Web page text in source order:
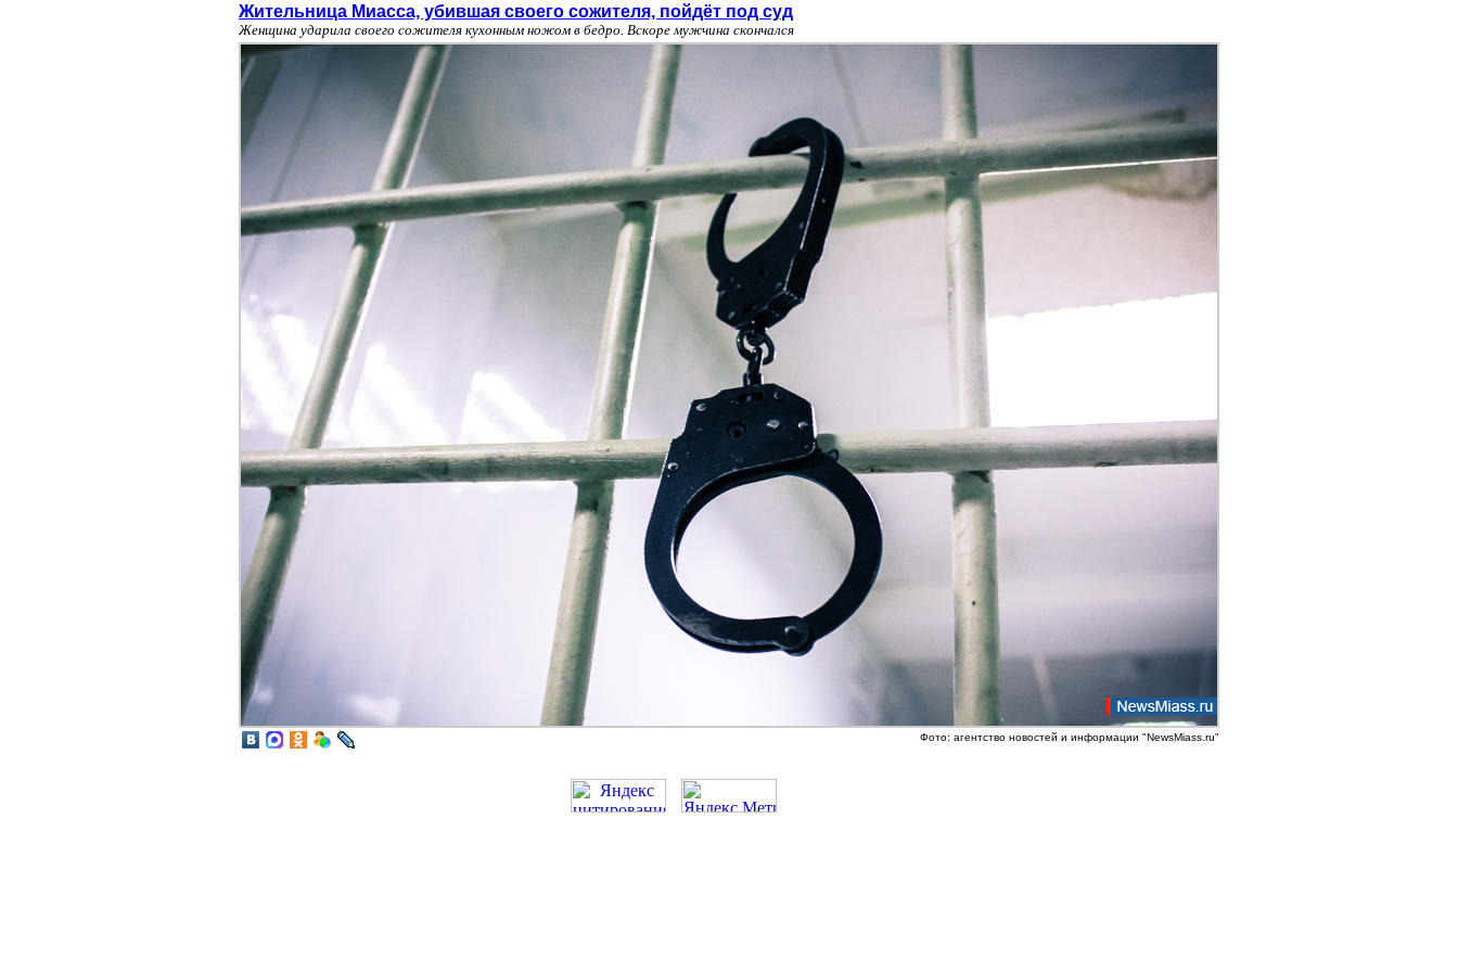
Жительница Миасса, убившая своего сожителя, пойдёт под суд
Женщина ударила своего сожителя кухонным ножом в бедро. Вскоре мужчина скончался
Фото: агентство новостей и информации "NewsMiass.ru"